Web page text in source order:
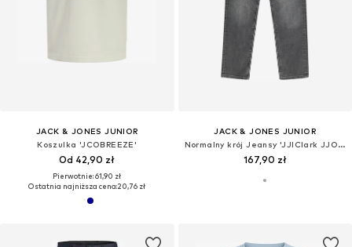
JACK & JONES JUNIOR
Koszulka 'JCOBREEZE'
Od 42,90 zł
Pierwotnie: 61,90 zł
Ostatnia najniższa cena:20,76 zł
JACK & JONES JUNIOR
Normalny krój Jeansy 'JJIClark JJOriginal'
167,90 zł